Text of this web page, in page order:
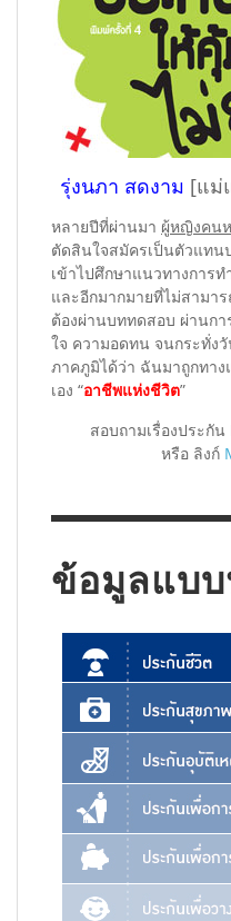
รุ่งนภา สดงาม [แม่
หลายปีที่ผ่านมา ผู้หญิงคน
ตัดสินใจสมัครเป็นตัวแทน
เข้าไปศึกษาแนวทางการ
และอีกมากมายที่ไม่สามา
ต้องผ่านบททดสอบ ผ่านก
ใจ ความอดทน จนกระทั่ง
ภาคภูมิได้ว่า ฉันมาถูกทา
เอง “อาชีพแห่งชีวิต”
สอบถามเรื่องประกัน
หรือ ลิงก์
ข้อมูลแบ